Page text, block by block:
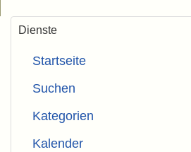
Dienste
Startseite
Suchen
Kategorien
Kalender